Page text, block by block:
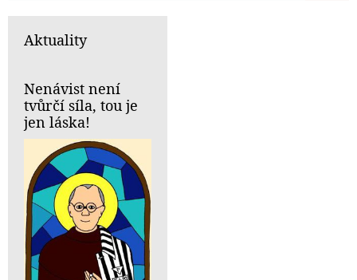
Aktuality
Nenávist není
tvůrčí síla, tou je
jen láska!